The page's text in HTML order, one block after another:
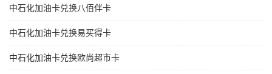
中石化加油卡兑换八佰伴卡
中石化加油卡兑换易买得卡
中石化加油卡兑换欧尚超市卡